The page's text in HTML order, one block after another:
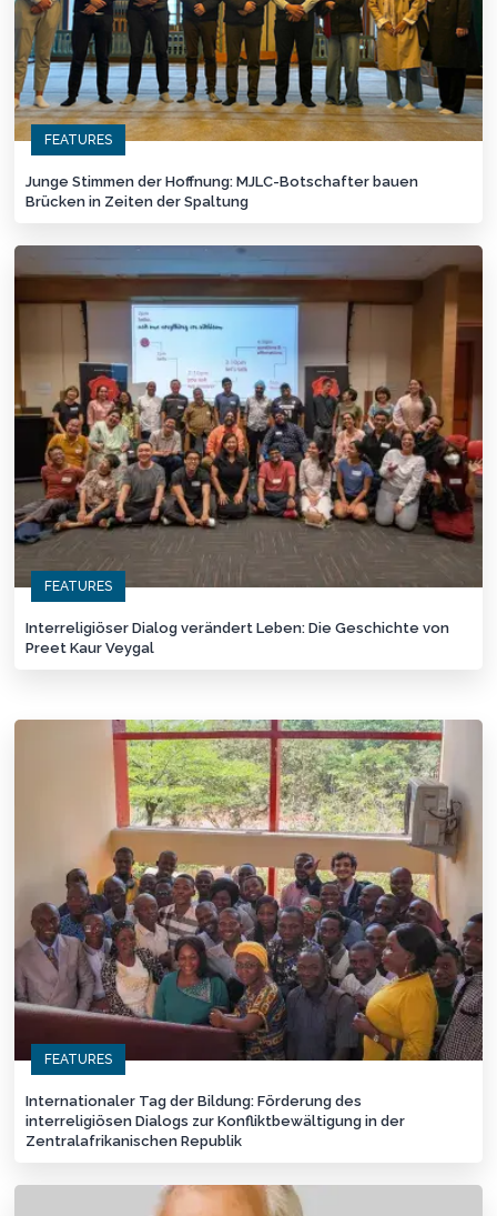
FEATURES
Junge Stimmen der Hoffnung: MJLC-Botschafter bauen
Brücken in Zeiten der Spaltung
FEATURES
Interreligiöser Dialog verändert Leben: Die Geschichte von
Preet Kaur Veygal
FEATURES
Internationaler Tag der Bildung: Förderung des
interreligiösen Dialogs zur Konfliktbewältigung in der
Zentralafrikanischen Republik